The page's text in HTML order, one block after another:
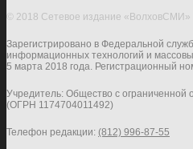
© 2018 Сетевое издание «ВолховСМИ»
Зарегистрировано в Федеральной
информационных технологий и
5 марта 2018 года. Регистрационный
Учредитель: Общество с
(ОГРН 1174704011492)
Телефон редакции: (812) 996-87-55